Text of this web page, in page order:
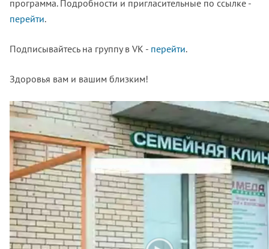
программа. Подробности и пригласительные по ссылке -
перейти.
Подписывайтесь на группу в VK - перейти.
Здоровья вам и вашим близким!